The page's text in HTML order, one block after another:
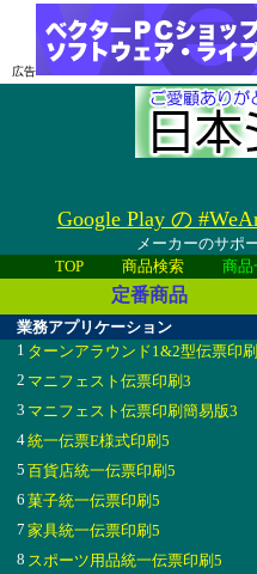
広告
Google Play の
メーカーのサポ
TOP
商品検索 商品
定番商品
業務アプリケーション
1 ターンアラウンド1&2型伝票印
2 マニフェスト伝票印刷3
3 マニフェスト伝票印刷簡易版3
4統一伝票E様式印刷5
5 百貨店統一伝票印刷5
6 菓子統一伝票印刷5
7 家具統一伝票印刷5
8 スポーツ用品統一伝票印刷5